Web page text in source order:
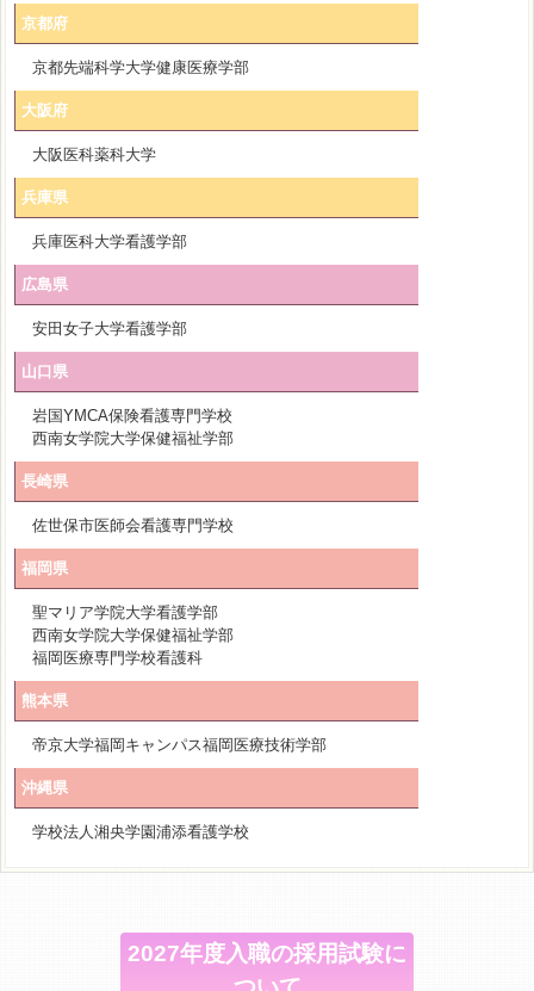
京都府
京都先端科学大学健康医療学部
大阪府
大阪医科薬科大学
兵庫県
兵庫医科大学看護学部
広島県
安田女子大学看護学部
山口県
岩国YMCA保険看護専門学校
西南女学院大学保健福祉学部
長崎県
佐世保市医師会看護専門学校
福岡県
聖マリア学院大学看護学部
西南女学院大学保健福祉学部
福岡医療専門学校看護科
熊本県
帝京大学福岡キャンパス福岡医療技術学部
沖縄県
学校法人湘央学園浦添看護学校
2027年度入職の採用試験に